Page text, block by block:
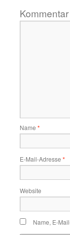
Kommentar
Name *
E-Mail-Adresse *
Website
Name, E-